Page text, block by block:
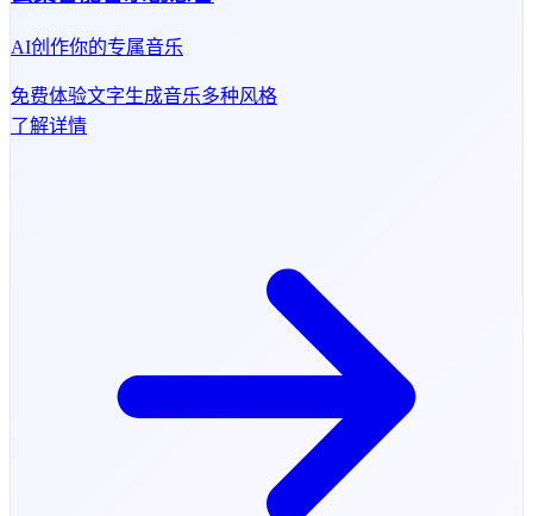
AI创作你的专属音乐
免费体验文字生成音乐多种风格
了解详情